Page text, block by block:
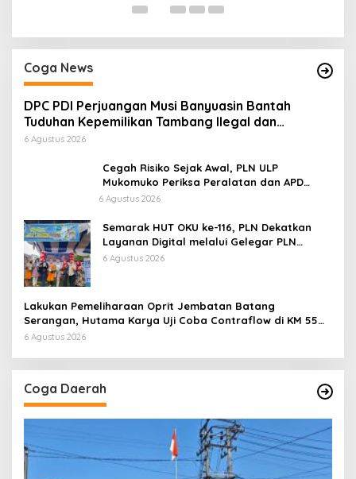
Coga News
DPC PDI Perjuangan Musi Banyuasin Bantah
Tuduhan Kepemilikan Tambang Ilegal dan
Penyerobotan Lahan
6 Agustus 2026
Cegah Risiko Sejak Awal, PLN ULP
Mukomuko Periksa Peralatan dan APD
Petugas secara Rutin
6 Agustus 2026
Semarak HUT OKU ke-116, PLN Dekatkan
Layanan Digital melalui Gelegar PLN
Mobile 2026
6 Agustus 2026
Lakukan Pemeliharaan Oprit Jembatan Batang
Serangan, Hutama Karya Uji Coba Contraflow di KM 55
Tol Binjai–Langsa
6 Agustus 2026
Coga Daerah